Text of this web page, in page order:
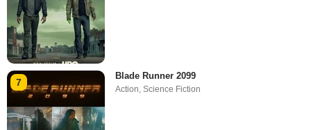
7
Blade Runner 2099
Action,Science Fiction